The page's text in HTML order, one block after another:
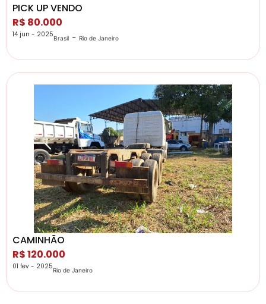
PICK UP VENDO
R$ 80.000
14 jun - 2025Brasil - Rio de Janeiro
CAMINHÃO
R$ 120.000
01 fev - 2025Rio de Janeiro